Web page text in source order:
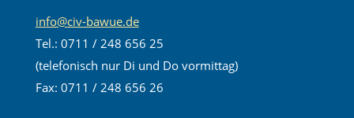
info@civ-bawue.de
Tel.: 0711 / 248 656 25
(telefonisch nur Di und Do vormittag)
Fax: 0711 / 248 656 26